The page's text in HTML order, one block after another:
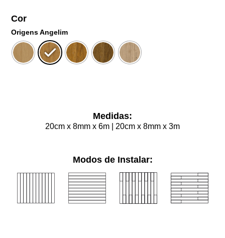
Cor
Origens Angelim
Medidas:
20cm x 8mm x 6m | 20cm x 8mm x 3m
Modos de Instalar: